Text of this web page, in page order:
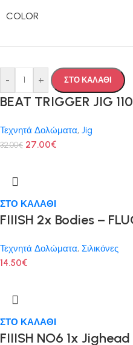
COLOR
- + ΣΤΟ ΚΑΛΑΘΙ
BEAT TRIGGER JIG
Τεχνητά Δολώματα, Jig
32.00€ 27.00€
ΣΤΟ ΚΑΛΑΘΙ
FIIISH 2x Bodies –
Τεχνητά Δολώματα, Σιλικόνες
14.50€
ΣΤΟ ΚΑΛΑΘΙ
FIIISH NO6 1x